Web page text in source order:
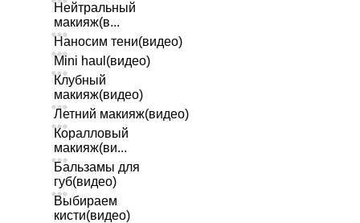
Нейтральный
макияж(в...
Наносим тени(видео)
Mini haul(видео)
Клубный
макияж(видео)
Летний макияж(видео)
Коралловый
макияж(ви...
Бальзамы для
губ(видео)
Выбираем
кисти(видео)